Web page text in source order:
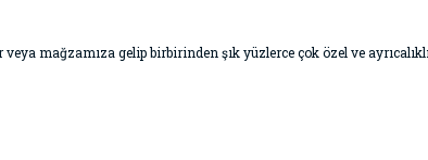
mağzamıza gelip birbirinden şık yüzlerce çok özel ve